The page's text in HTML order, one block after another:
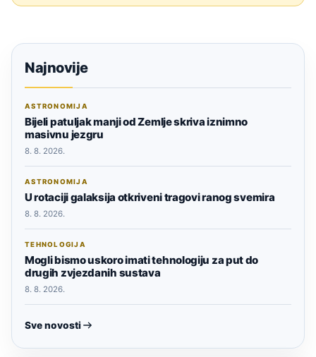
Najnovije
ASTRONOMIJA
Bijeli patuljak manji od Zemlje skriva iznimno
masivnu jezgru
8. 8. 2026.
ASTRONOMIJA
U rotaciji galaksija otkriveni tragovi ranog svemira
8. 8. 2026.
TEHNOLOGIJA
Mogli bismo uskoro imati tehnologiju za put do
drugih zvjezdanih sustava
8. 8. 2026.
Sve novosti